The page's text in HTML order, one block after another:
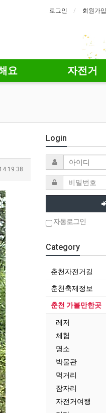
로그인 회원가입
요 자전거
19:38
Login
자동로그인
Category
춘천자전거길
춘천축제정보
춘천 가볼만한곳
레저
체험
명소
박물관
먹거리
잠자리
자전거여행